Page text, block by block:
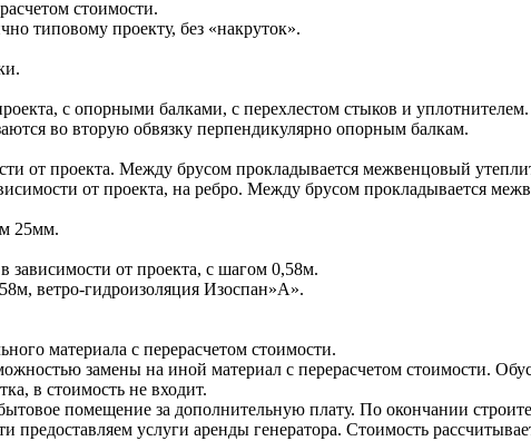
стоимости.
типовому проекту, без «накруток».
с опорными балками, с перехлестом стыков и уплотнителем.
во вторую обвязку перпендикулярно опорным балкам.
от проекта. Между брусом прокладывается межвенцовый
от проекта, на ребро. Между брусом прокладывается
25мм.
зависимости от проекта, с шагом 0,58м.
ветро-гидроизоляция Изоспан»А».
материала с перерасчетом стоимости.
замены на иной материал с перерасчетом стоимости.
в стоимость не входит.
помещение за дополнительную плату. По окончании
предоставляем услуги аренды генератора. Стоимость